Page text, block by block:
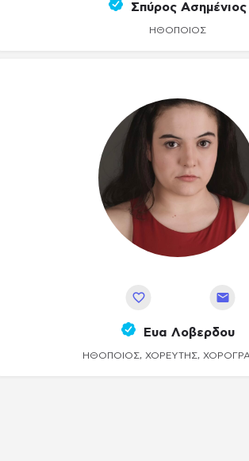
Σπύρος Ασημένιος
ΗΘΟΠΟΙΌΣ
Ευα Λοβερδου
ΗΘΟΠΟΙΌΣ, ΧΟΡΕΥΤΉΣ,
Αποθήκευση